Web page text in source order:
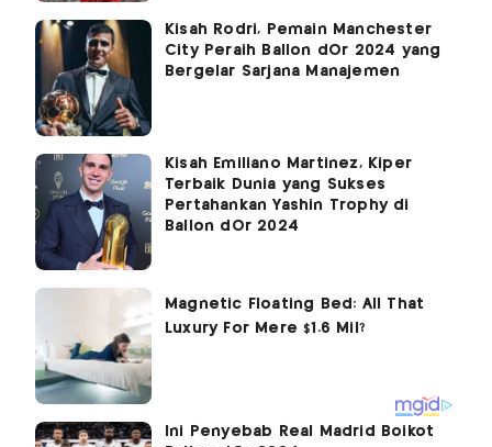
Kisah Rodri, Pemain Manchester
City Peraih Ballon dOr 2024 yang
Bergelar Sarjana Manajemen
Kisah Emiliano Martinez, Kiper
Terbaik Dunia yang Sukses
Pertahankan Yashin Trophy di
Ballon dOr 2024
Ini Penyebab Real Madrid Boikot